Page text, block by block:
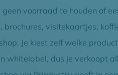
voorraad te houden of
visitekaartjes,
Je kiest zelf welke
dus je verkoopt